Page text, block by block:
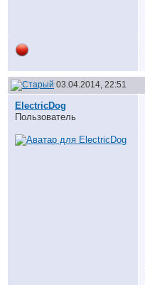
03.04.2014, 22:51
ElectricDog
Пользователь